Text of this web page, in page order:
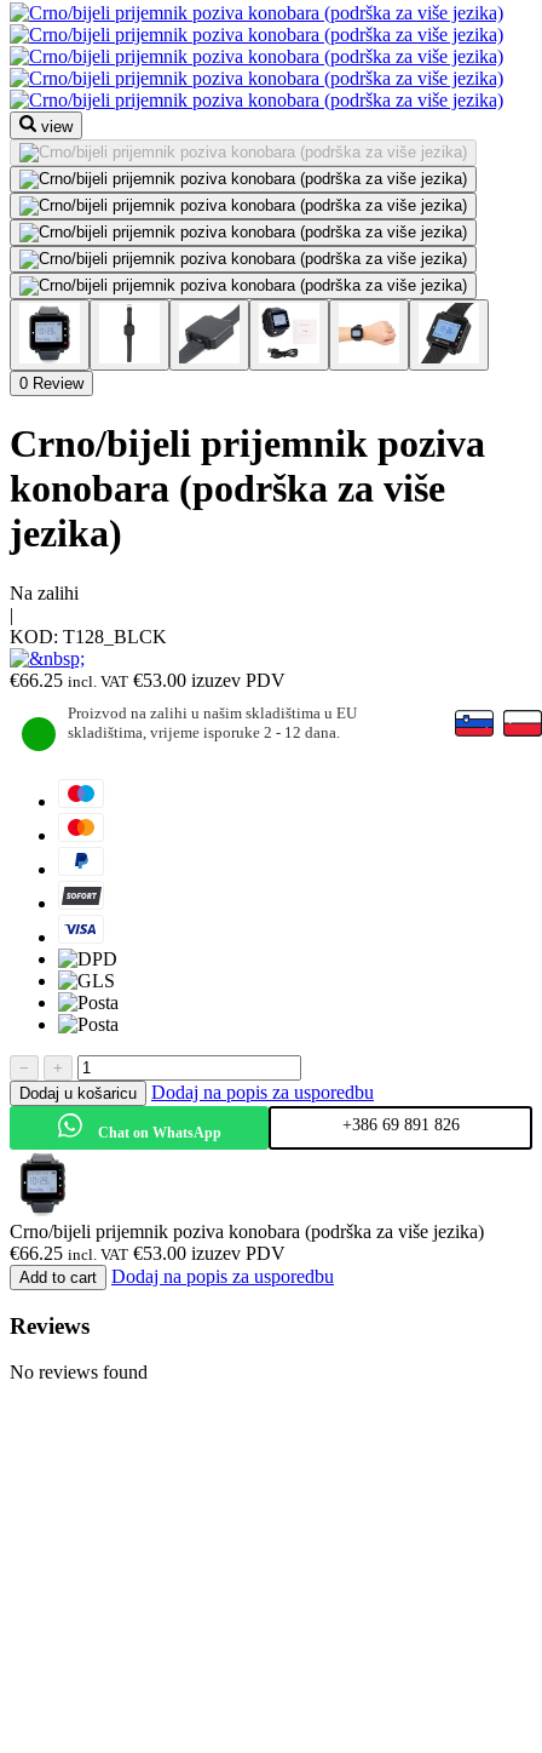
view
0 Review
Crno/bijeli prijemnik poziva
konobara (podrška za više
jezika)
Na zalihi
|
KOD: T128_BLCK
€66.25 incl. VAT €53.00 izuzev PDV
Proizvod na zalihi u našim skladištima u EU
skladištima, vrijeme isporuke 2 - 12 dana.
−
+
Dodaj u košaricu
Dodaj na popis za usporedbu
Chat on WhatsApp +386 69 891 826
Crno/bijeli prijemnik poziva konobara (podrška za više jezika)
€66.25 incl. VAT €53.00 izuzev PDV
Add to cart Dodaj na popis za usporedbu
Reviews
No reviews found